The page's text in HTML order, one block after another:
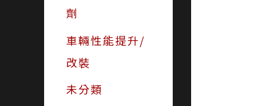
劑
車輛性能提升/
改裝
未分類